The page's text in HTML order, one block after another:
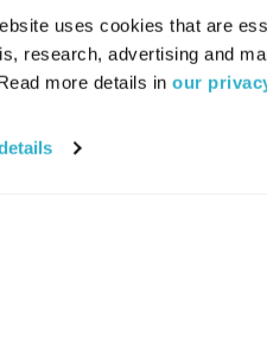
uses cookies that are
research, advertising and
more details in our